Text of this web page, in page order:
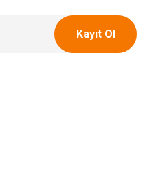
Kayıt Ol